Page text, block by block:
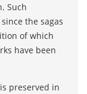
Such
the sagas
of which
have been
preserved in